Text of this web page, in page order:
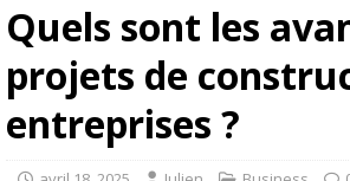
Quels sont les
projets de
entreprises ?